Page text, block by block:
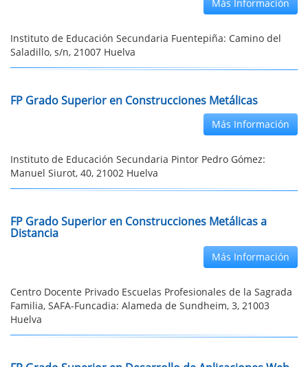
Más Información
Instituto de Educación Secundaria Fuentepiña: Camino del
Saladillo, s/n, 21007 Huelva
FP Grado Superior en Construcciones Metálicas
Más Información
Instituto de Educación Secundaria Pintor Pedro Gómez:
Manuel Siurot, 40, 21002 Huelva
FP Grado Superior en Construcciones Metálicas a
Distancia
Más Información
Centro Docente Privado Escuelas Profesionales de la Sagrada
Familia, SAFA-Funcadia: Alameda de Sundheim, 3, 21003
Huelva